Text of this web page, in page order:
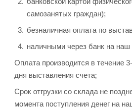
самозанятых граждан);
безналичная оплата по
наличными через банк на наш
Оплата производится в течение
дня выставления счета;
Срок отгрузки со склада не
момента поступления денег на